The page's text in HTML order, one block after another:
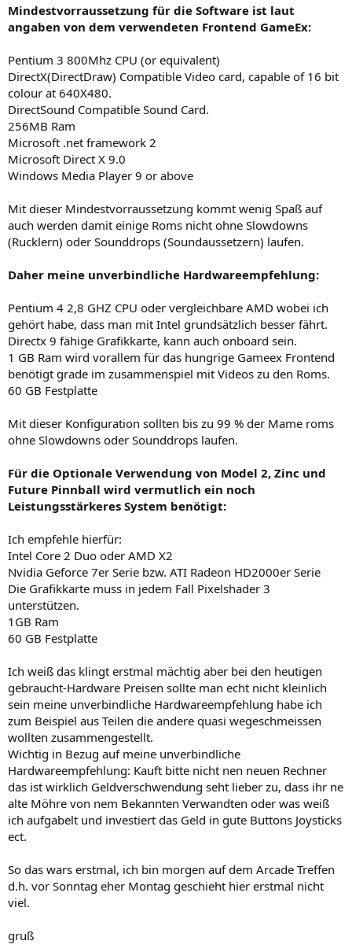
Mindestvorraussetzung für die Software ist laut
angaben von dem verwendeten Frontend GameEx:
Pentium 3 800Mhz CPU (or equivalent)
DirectX(DirectDraw) Compatible Video card, capable of 16 bit
colour at 640X480.
DirectSound Compatible Sound Card.
256MB Ram
Microsoft .net framework 2
Microsoft Direct X 9.0
Windows Media Player 9 or above
Mit dieser Mindestvorraussetzung kommt wenig Spaß auf
auch werden damit einige Roms nicht ohne Slowdowns
(Rucklern) oder Sounddrops (Soundaussetzern) laufen.
Daher meine unverbindliche Hardwareempfehlung:
Pentium 4 2,8 GHZ CPU oder vergleichbare AMD wobei ich
gehört habe, dass man mit Intel grundsätzlich besser fährt.
Directx 9 fähige Grafikkarte, kann auch onboard sein.
1 GB Ram wird vorallem für das hungrige Gameex Frontend
benötigt grade im zusammenspiel mit Videos zu den Roms.
60 GB Festplatte
Mit dieser Konfiguration sollten bis zu 99 % der Mame roms
ohne Slowdowns oder Sounddrops laufen.
Für die Optionale Verwendung von Model 2, Zinc und
Future Pinnball wird vermutlich ein noch
Leistungsstärkeres System benötigt:
Ich empfehle hierfür:
Intel Core 2 Duo oder AMD X2
Nvidia Geforce 7er Serie bzw. ATI Radeon HD2000er Serie
Die Grafikkarte muss in jedem Fall Pixelshader 3
unterstützen.
1GB Ram
60 GB Festplatte
Ich weiß das klingt erstmal mächtig aber bei den heutigen
gebraucht-Hardware Preisen sollte man echt nicht kleinlich
sein meine unverbindliche Hardwareempfehlung habe ich
zum Beispiel aus Teilen die andere quasi wegeschmeissen
wollten zusammengestellt.
Wichtig in Bezug auf meine unverbindliche
Hardwareempfehlung: Kauft bitte nicht nen neuen Rechner
das ist wirklich Geldverschwendung seht lieber zu, dass ihr ne
alte Möhre von nem Bekannten Verwandten oder was weiß
ich aufgabelt und investiert das Geld in gute Buttons Joysticks
ect.
So das wars erstmal, ich bin morgen auf dem Arcade Treffen
d.h. vor Sonntag eher Montag geschieht hier erstmal nicht
viel.
gruß